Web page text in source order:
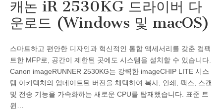
캐논 iR 2530KG 드라이버 다
운로드 (Windows 및 macOS)
스마트하고 편안한 디자인과 혁신적인 통합 액세서리를 갖춘 컴팩
트한 MFP로, 공간이 제한된 곳에도 시스템을 설치할 수 있습니다.
Canon imageRUNNER 2530KG는 강력한 imageCHIP LITE 시스
템 아키텍처의 업데이트된 버전을 채택하여 복사, 인쇄, 팩스, 스캔
및 전송 기능을 가속화하는 새로운 CPU를 탑재했습니다. 표준 트
윈…